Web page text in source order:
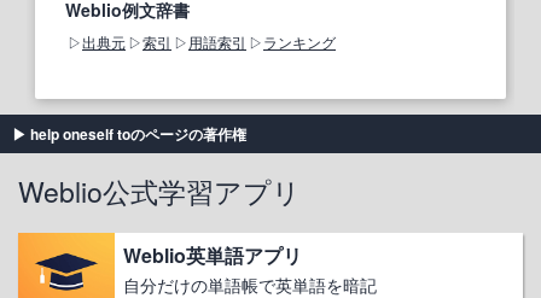
Weblio例文辞書
出典元 索引 用語索引 ランキング
help oneself toのページの著作権
Weblio公式学習アプリ
Weblio英単語アプリ
自分だけの単語帳で英単語を暗記